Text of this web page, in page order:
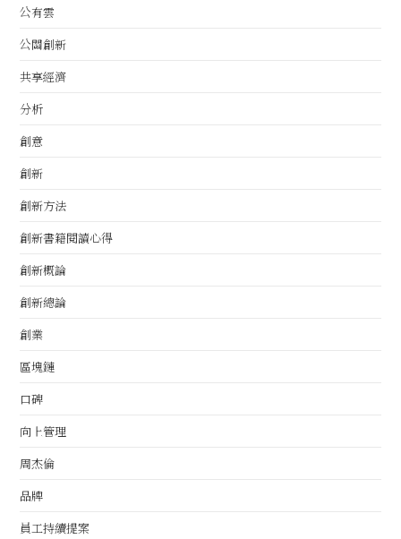
公有雲
公關創新
共享經濟
分析
創意
創新
創新方法
創新書籍閱讀心得
創新概論
創新總論
創業
區塊鏈
口碑
向上管理
周杰倫
品牌
員工持續提案